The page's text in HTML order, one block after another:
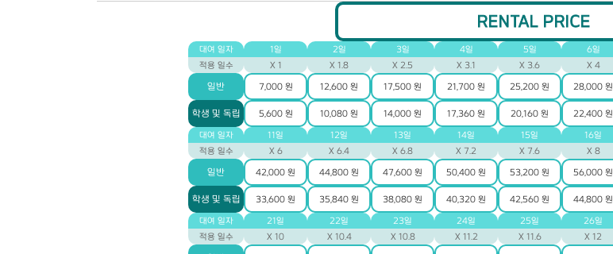
RENTAL PRICE
대여 일자
적용 일수
1일
X 1
2일
X 1.8
3일
X 2.5
4일
X 3.1
5일
X 3.6
6일
X 4
일반 7,000 원 12,600 원 17,500 원 21,700 원 25,200 원 28,000 원
학생 및 독립 5,600 원 10,080 원 14,000 원 17,360 원 20,160 원 22,400 원
대여 일자
적용 일수
11일
X 6
12일
X 6.4
13일
X 6.8
14일
X 7.2
15일
X 7.6
16일
X 8
일반 42,000 원 44,800 원 47,600 원 50,400 원 53,200 원 56,000 원
학생 및 독립 33,600 원 35,840 원 38,080 원 40,320 원 42,560 원 44,800 원
대여 일자
적용 일수
21일
X 10
22일
X 10.4
23일
X 10.8
24일
X 11.2
25일
X 11.6
26일
X 12